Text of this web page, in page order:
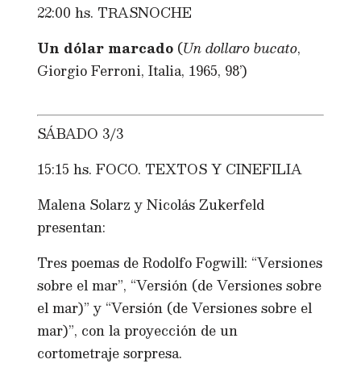
22:00 hs. TRASNOCHE
Un dólar marcado (Un dollaro bucato,
Giorgio Ferroni, Italia, 1965, 98’)
SÁBADO 3/3
15:15 hs. FOCO. TEXTOS Y CINEFILIA
Malena Solarz y Nicolás Zukerfeld
presentan:
Tres poemas de Rodolfo Fogwill: “Versiones
sobre el mar”, “Versión (de Versiones sobre
el mar)” y “Versión (de Versiones sobre el
mar)”, con la proyección de un
cortometraje sorpresa.